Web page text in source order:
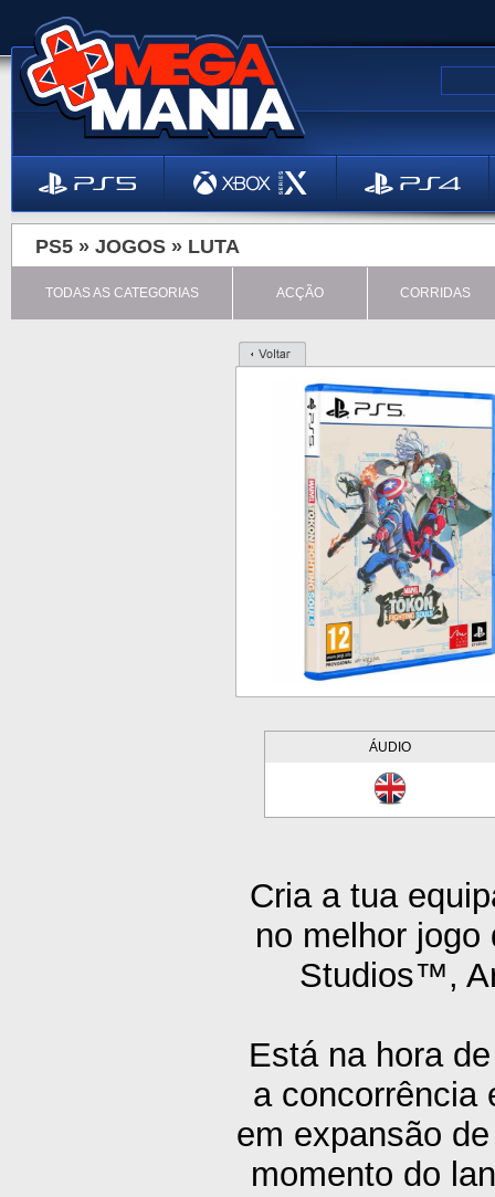
PS5 » JOGOS » LUTA
TODAS AS CATEGORIAS ACÇÃO CORRIDAS
ÁUDIO
Cria a tua
no melhor
Studios™,
Está na hora
a concorrência
em expansão
momento do